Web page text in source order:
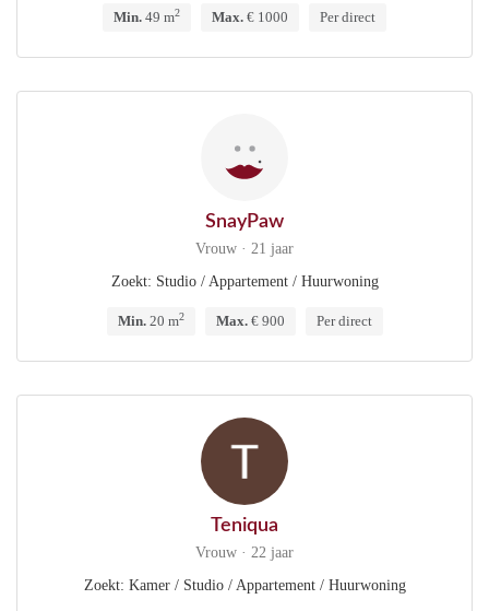
Min. 49 m2 Max. € 1000 Per direct
SnayPaw
Vrouw · 21 jaar
Zoekt: Studio / Appartement / Huurwoning
Min.20 m2 Max.€ 900 Per direct
Teniqua
Vrouw · 22 jaar
Zoekt: Kamer / Studio / Appartement / Huurwoning